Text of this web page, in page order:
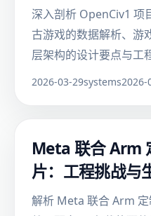
深入剖析 OpenCiv1 项
古游戏的数据解析、游
层架构的设计要点与工
2026-03-29systems2026-
Meta 联合 Arm
片：工程挑战与
解析 Meta 联合 Arm